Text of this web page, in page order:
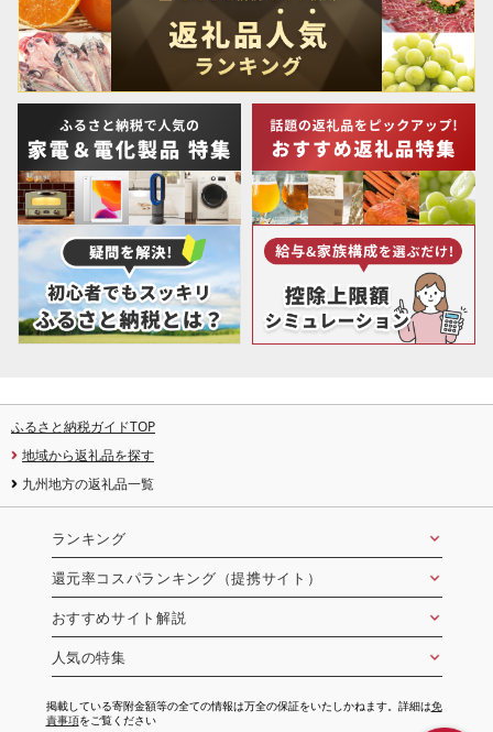
ふるさと納税ガイドTOP
地域から返礼品を探す
九州地方の返礼品一覧
ランキング
還元率コスパランキング（提携サイト）
おすすめサイト解説
人気の特集
掲載している寄附金額等の全ての情報は万全の保証をいたしかねます。詳細は免
責事項をご覧ください